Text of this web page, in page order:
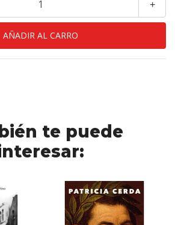
+
te puede